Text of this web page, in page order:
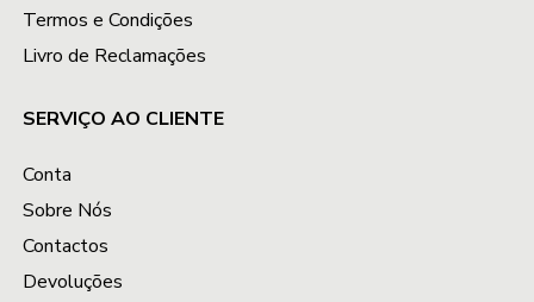
Termos e Condições
Livro de Reclamações
SERVIÇO AO CLIENTE
Conta
Sobre Nós
Contactos
Devoluções